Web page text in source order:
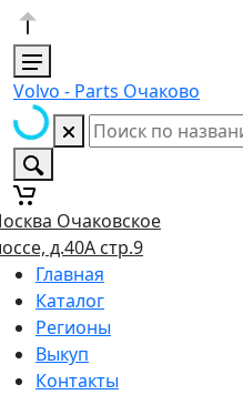
Volvo - Parts Очаково
Очаковское
д.40А стр.9
Главная
Каталог
Регионы
Выкуп
Контакты